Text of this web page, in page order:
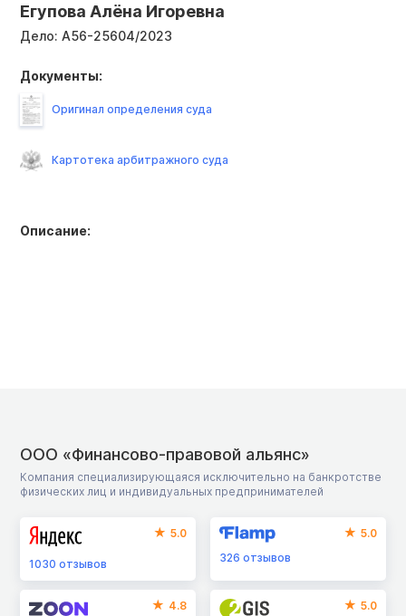
Егупова Алёна Игоревна
Дело: А56-25604/2023
Описание:
Документы:
Оригинал определения суда
Картотека арбитражного суда
ООО «Финансово-правовой альянс»
Компания специализирующаяся исключительно на банкротстве
физических лиц и индивидуальных предпринимателей
5.0
1030 отзывов
5.0
326отзывов
4.8 5.0